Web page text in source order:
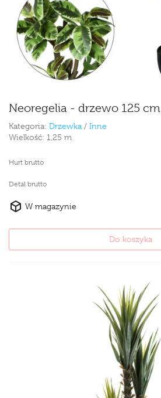
Neoregelia - drzewo 125 cm
Kategoria: Drzewka/ Inne
Wielkość: 1,25 m
Hurt brutto
Detal brutto
W magazynie
Do koszyka